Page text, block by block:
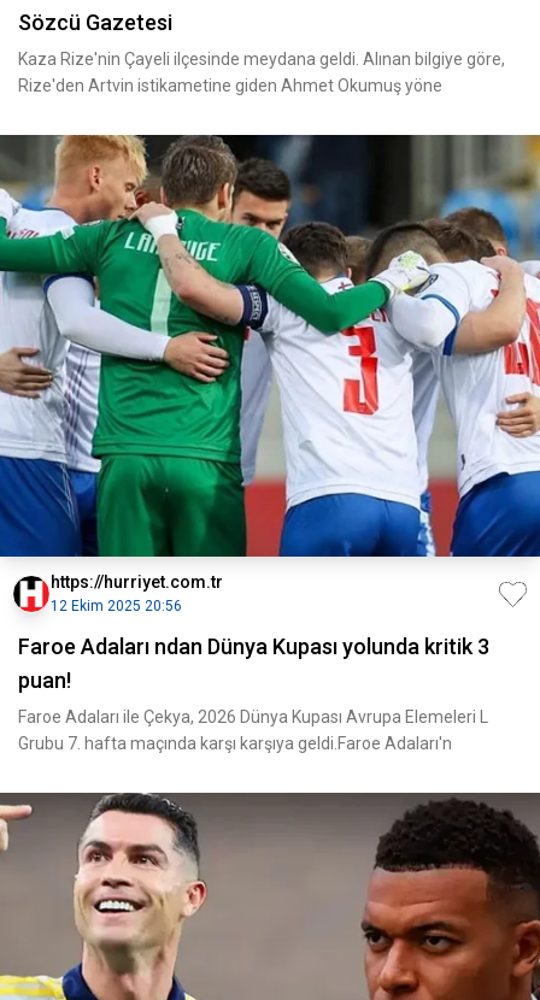
Sözcü Gazetesi
Kaza Rize'nin Çayeli ilçesinde meydana geldi. Alınan bilgiye göre,
Rize'den Artvin istikametine giden Ahmet Okumuş yöne
https://hurriyet.com.tr
12 Ekim 2025 20:56
Faroe Adaları ndan Dünya Kupası yolunda kritik 3
puan!
Faroe Adaları ile Çekya, 2026 Dünya Kupası Avrupa Elemeleri L
Grubu 7. hafta maçında karşı karşıya geldi.Faroe Adaları'n